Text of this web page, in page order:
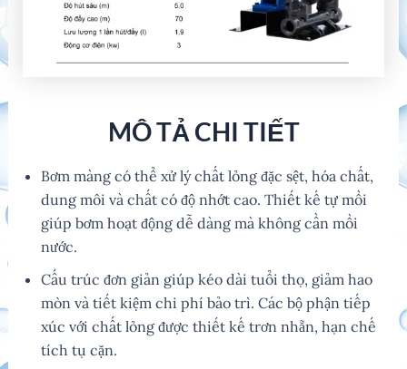
MÔ TẢ CHI TIẾT
Bơm màng có thể xử lý chất lỏng đặc sệt, hóa chất,
dung môi và chất có độ nhớt cao. Thiết kế tự mồi
giúp bơm hoạt động dễ dàng mà không cần mồi
nước.
Cấu trúc đơn giản giúp kéo dài tuổi thọ, giảm hao
mòn và tiết kiệm chi phí bảo trì. Các bộ phận tiếp
xúc với chất lỏng được thiết kế trơn nhẵn, hạn chế
tích tụ cặn.